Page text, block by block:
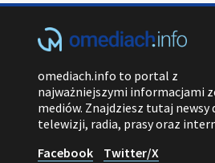
omediach.info to portal z
najważniejszymi informacjami
mediów. Znajdziesz tutaj newsy
telewizji, radia, prasy oraz
Facebook
Twitter/X